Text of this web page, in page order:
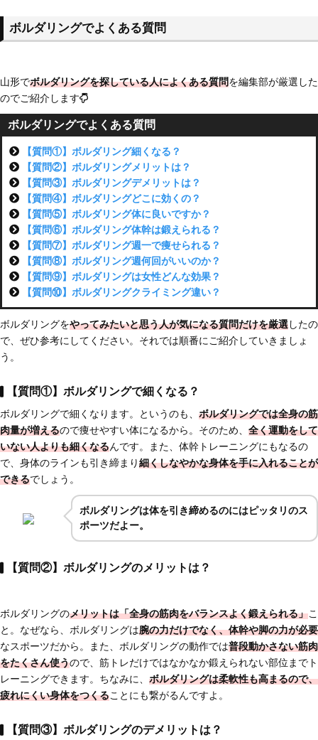
ボルダリングでよくある質問
山形でボルダリングを探している人によくある質問を編集部が厳選した
のでご紹介します
ボルダリングでよくある質問
【質問①】ボルダリング細くなる？
【質問②】ボルダリングメリットは？
【質問③】ボルダリングデメリットは？
【質問④】ボルダリングどこに効くの？
【質問⑤】ボルダリング体に良いですか？
【質問⑥】ボルダリング体幹は鍛えられる？
【質問⑦】ボルダリング週一で痩せられる？
【質問⑧】ボルダリング週何回がいいのか？
【質問⑨】ボルダリングは女性どんな効果？
【質問⑩】ボルダリングクライミング違い？
ボルダリングをやってみたいと思う人が気になる質問だけを厳選したの
で、ぜひ参考にしてください。それでは順番にご紹介していきましょ
う。
【質問①】ボルダリングで細くなる？
ボルダリングで細くなります。というのも、 ボルダリングでは全身の筋
肉量が増えるので痩せやすい体になるから。そのため、 全く運動をして
いない人よりも細くなるんです。また、体幹トレーニングにもなるの
で、身体のラインも引き締まり細くしなやかな身体を手に入れることが
できるでしょう。
ボルダリングは体を引き締めるのにはピッタリのス
ポーツだよー。
【質問②】ボルダリングのメリットは？
ボルダリングのメリットは「全身の筋肉をバランスよく鍛えられる」こ
と。なぜなら、ボルダリングは腕の力だけでなく、体幹や脚の力が必要
なスポーツだから。また、ボルダリングの動作では普段動かさない筋肉
をたくさん使うので、筋トレだけではなかなか鍛えられない部位までト
レーニングできます。ちなみに、 ボルダリングは柔軟性も高まるので、
疲れにくい身体をつくることにも繋がるんですよ。
【質問③】ボルダリングのデメリットは？